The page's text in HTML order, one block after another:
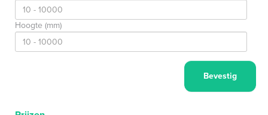
Hoogte (mm)